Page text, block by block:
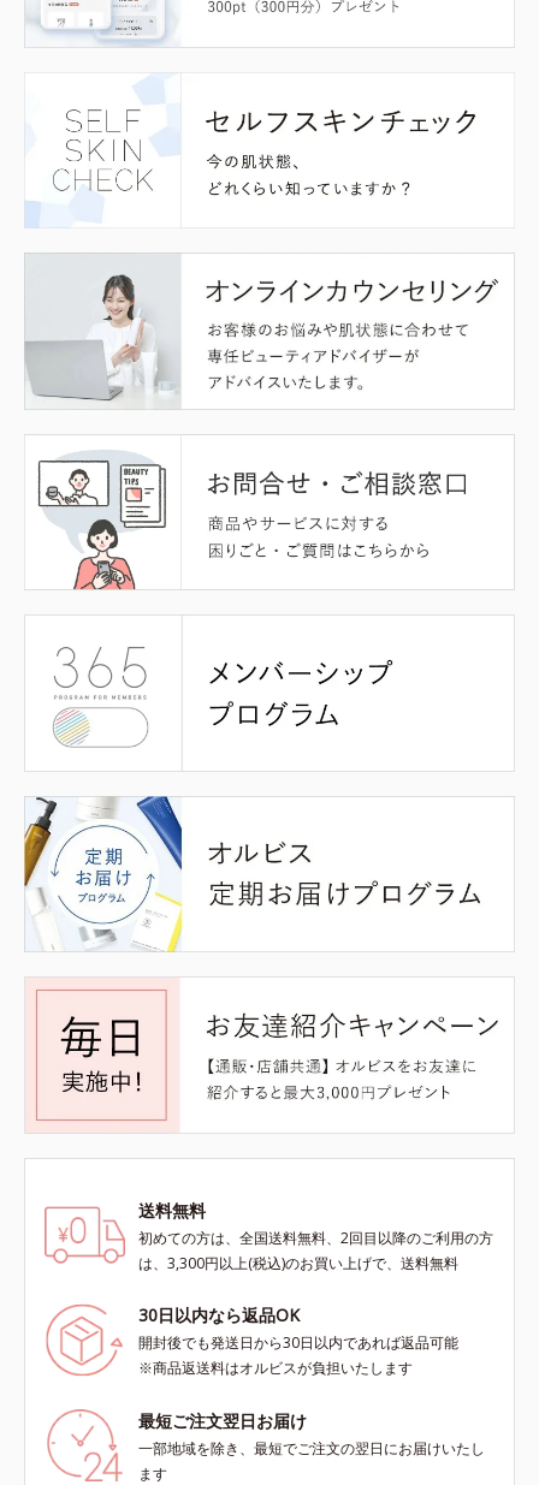
送料無料
初めての方は、全国送料無料、2回目以降のご利用の方
は、3,300円以上(税込)のお買い上げで、送料無料
30日以内なら返品OK
開封後でも発送日から30日以内であれば返品可能
※商品返送料はオルビスが負担いたします
最短ご注文翌日お届け
一部地域を除き、最短でご注文の翌日にお届けいたし
ます